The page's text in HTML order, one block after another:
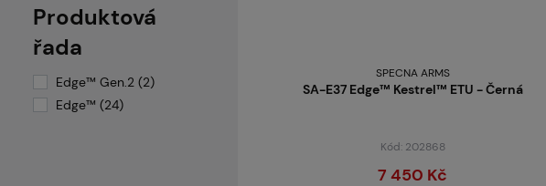
Produktová
řada
Edge™ Gen.2 (2)
Edge™ (24)
SPECNA ARMS
SA-E37 Edge™ Kestrel™ ETU - Černá
Kód: 202868
7 450 Kč